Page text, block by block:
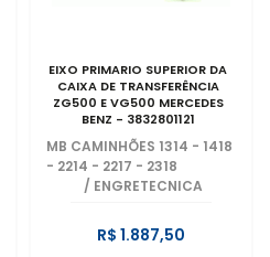
EIXO PRIMARIO SUPERIOR DA
CAIXA DE TRANSFERÊNCIA
ZG500 E VG500 MERCEDES
BENZ - 3832801121
MB CAMINHÕES 1314 - 1418
- 2214 - 2217 - 2318
/ ENGRETECNICA
R$ 1.887,50